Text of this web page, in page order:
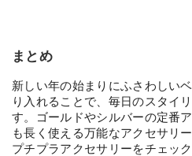
まとめ
新しい年の始まりにふさわしい
り入れることで、毎日のスタイ
す。ゴールドやシルバーの定番
も長く使える万能なアクセサリ
プチプラアクセサリーをチェッ